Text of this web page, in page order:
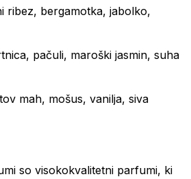
ribez, bergamotka, jabolko,
pačuli, maroški jasmin, suha
mah, mošus, vanilja, siva
so visokokvalitetni parfumi, ki